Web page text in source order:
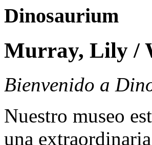
Dinosaurium
Murray, Lily /
Bienvenido a
Nuestro museo
una